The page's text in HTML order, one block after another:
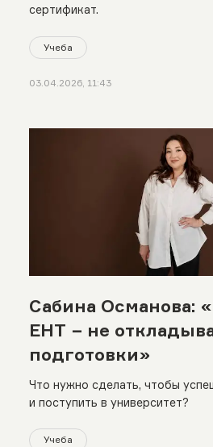
сертификат.
Учеба
03.04.2026, 11:43
Сабина Османова:
ЕНТ − не
подготовки»
Что нужно сделать, чтобы
и поступить в университет?
Учеба